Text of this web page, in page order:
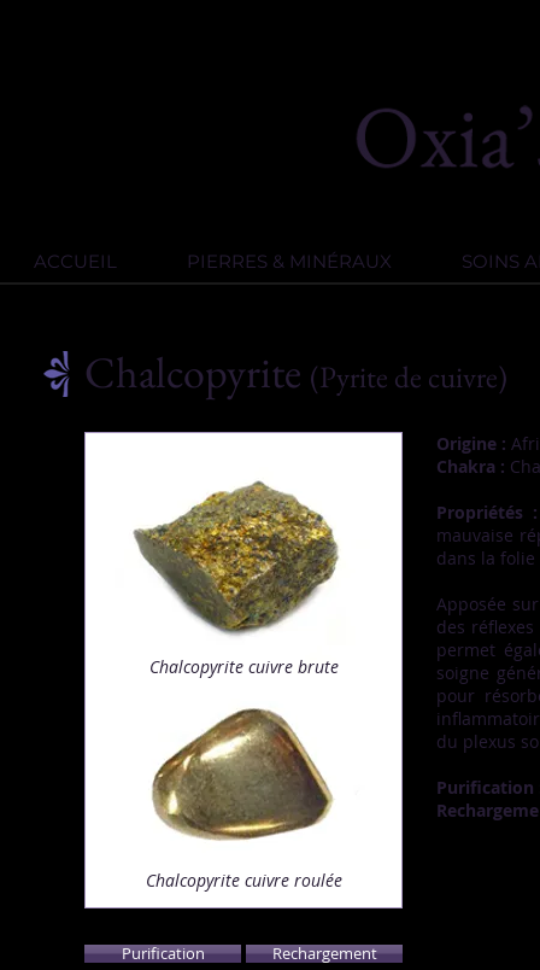
ACCUEIL PIERRES & MINÉRAUX SOINS
Chalcopyrite (Pyrite de cuivre)
Chalcopyritecuivre roulée
Chalcopyrite cuivre brute
Origine :
Chakra :
Propriétés
mauvaise
dans la folie
Apposée
des
permet
soigne
pour
du plexus
Purification Rechargement